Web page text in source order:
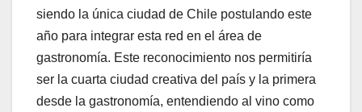
siendo la única ciudad de Chile postulando este
año para integrar esta red en el área de
gastronomía. Este reconocimiento nos permitiría
ser la cuarta ciudad creativa del país y la primera
desde la gastronomía, entendiendo al vino como